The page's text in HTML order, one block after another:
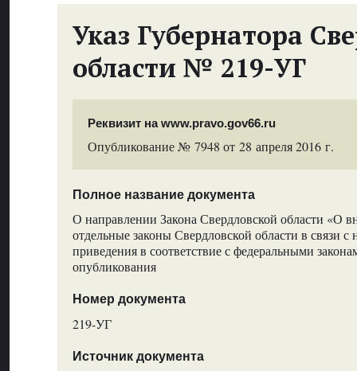
Указ Губернатора
области № 219-УГ
Реквизит на www.pravo.gov66.ru
Опубликование № 7948 от 28 апреля 2016 г.
Полное название документа
О направлении Закона Свердловской области «О
отдельные законы Свердловской области в связи
приведения в соответствие с федеральными
опубликования
Номер документа
219-УГ
Источник документа